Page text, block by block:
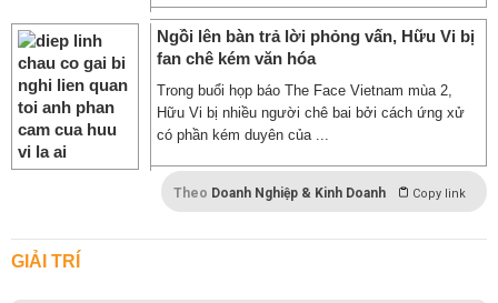
Ngồi lên bàn trả lời phỏng vấn, Hữu Vi bị
fan chê kém văn hóa
Trong buổi họp báo The Face Vietnam mùa 2,
Hữu Vi bị nhiều người chê bai bởi cách ứng xử
có phần kém duyên của ...
Theo Doanh Nghiệp & Kinh Doanh Copy link
GIẢI TRÍ